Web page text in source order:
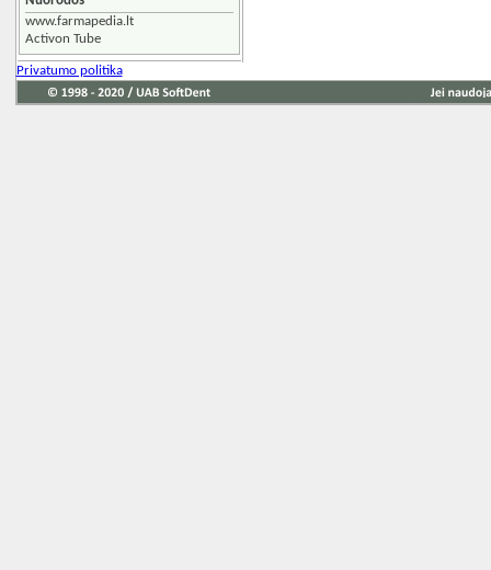
www.farmapedia.lt
Activon Tube
Privatumo politika